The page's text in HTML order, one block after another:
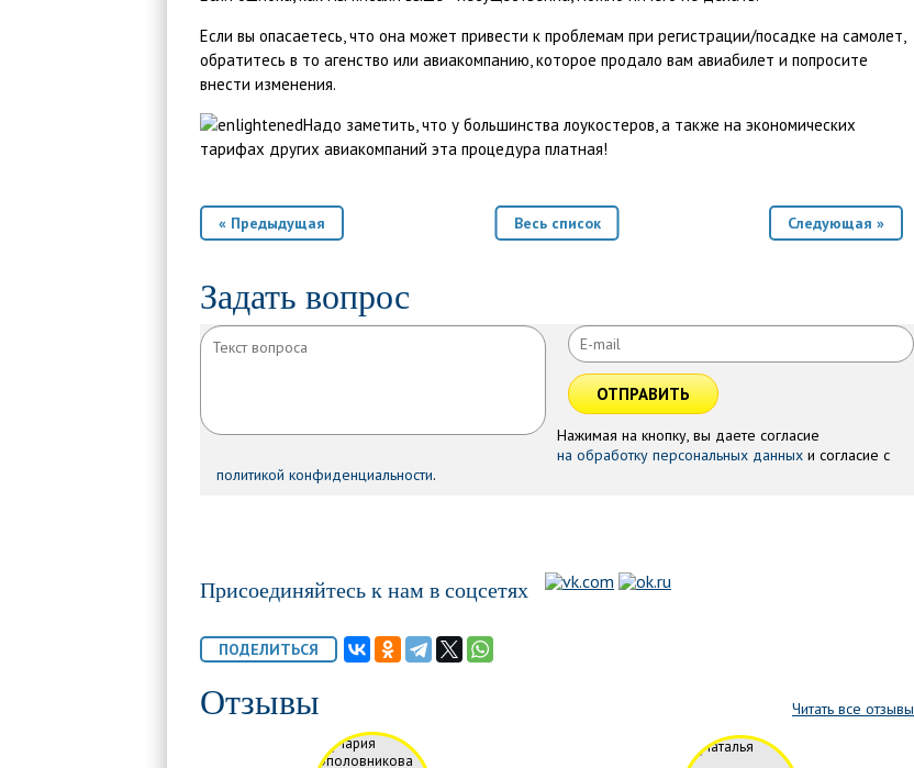
Если вы опасаетесь, что она может привести к проблемам при регистрации/посадке на самолет,
обратитесь в то агенство или авиакомпанию, которое продало вам авиабилет и попросите
внести изменения.
Надо заметить, что у большинства лоукостеров, а также на экономических
тарифах других авиакомпаний эта процедура платная!
« Предыдущая Весь список Следующая »
Задать вопрос
ОТПРАВИТЬ
Нажимая на кнопку, вы даете согласие
на обработку персональных данных и согласие с
политикой конфиденциальности.
Присоединяйтесь к нам в соцсетях
Читать все отзывы
Отзывы